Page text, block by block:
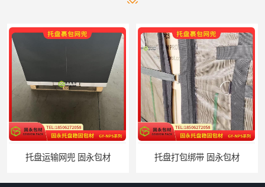
托盘打包绑带 固永包材